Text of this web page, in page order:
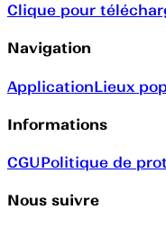
Clique pour
Navigation
ApplicationLieux
Informations
CGUPolitique de
Nous suivre